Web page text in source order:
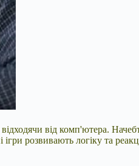
від комп'ютера.
розвивають логіку та